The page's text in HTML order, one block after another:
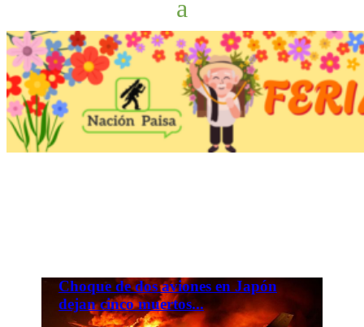
Choque de dos aviones en Japón
dejan cinco muertos...